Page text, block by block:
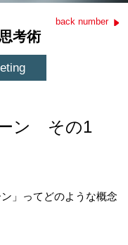
back number
考術
ン その1
」ってどのような概念